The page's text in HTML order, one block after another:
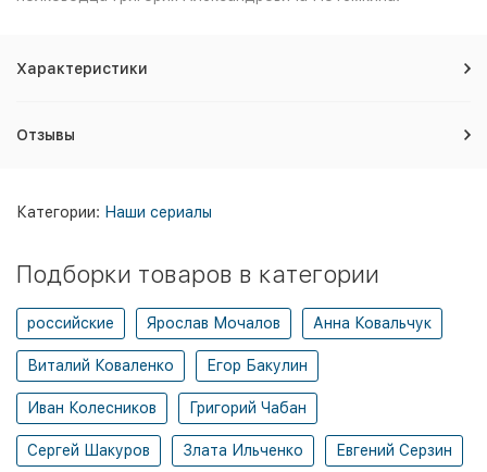
Характеристики
Отзывы
Категории: Наши сериалы
Подборки товаров в категории
российские Ярослав Мочалов Анна Ковальчук
Виталий Коваленко Егор Бакулин
Иван Колесников Григорий Чабан
Сергей Шакуров Злата Ильченко Евгений Серзин